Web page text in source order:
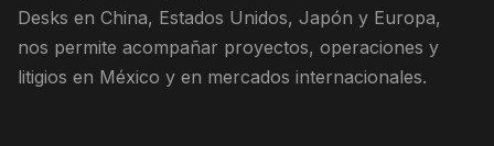
Desks en China, Estados Unidos, Japón y Europa,
nos permite acompañar proyectos, operaciones y
litigios en México y en mercados internacionales.